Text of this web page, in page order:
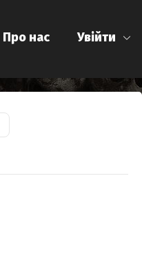
Увійти
Про нас